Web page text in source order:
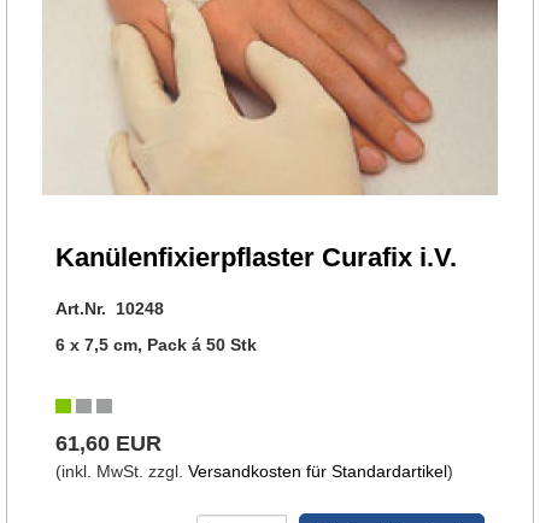
Kanülenfixierpflaster Curafix i.V.
Art.Nr. 10248
6 x 7,5 cm, Pack á 50 Stk
61,60 EUR
(inkl. MwSt. zzgl. Versandkosten für Standardartikel)